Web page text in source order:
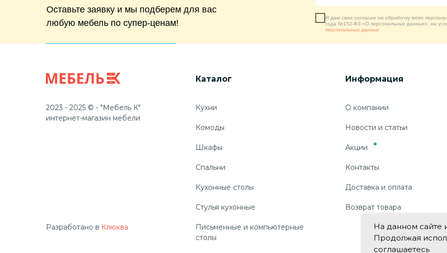
Оставьте заявку и мы подберем для вас
любую мебель по супер-ценам!
Я даю свое согласие на обработку моих
года №152-ФЗ «О персональных данных», на
персональных данных
Каталог Информация
Разработано в Клюква
Кухни
Комоды
Шкафы
Спальни
Кухонные столы
Стулья кухонные
Письменные и компьютерные
столы
2023 - 2025 © - "Мебель К"
интернет-магазин мебели
О компании
Новости и статьи
Акции
Контакты
Доставка и оплата
Возврат товара
На данном сайте
Продолжая
соглашаетесь